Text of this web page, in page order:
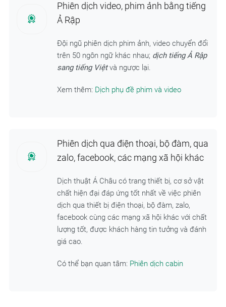
Phiên dịch video, phim ảnh bằng tiếng
Ả Rập
Đội ngũ phiên dịch phim ảnh, video chuyển đổi
trên 50 ngôn ngữ khác nhau; dịch tiếng Ả Rập
sang tiếng Việtvà ngược lại.
Xem thêm: Dịch phụ đề phim và video
Phiên dịch qua điện thoại, bộ đàm, qua
zalo, facebook, các mạng xã hội khác
Dịch thuật Á Châu có trang thiết bị, cơ sở vật
chất hiện đại đáp ứng tốt nhất về việc phiên
dịch qua thiết bị điện thoại, bộ đàm, zalo,
facebook cùng các mạng xã hội khác với chất
lượng tốt, được khách hàng tin tưởng và đánh
giá cao.
Có thể bạn quan tâm: Phiên dịch cabin